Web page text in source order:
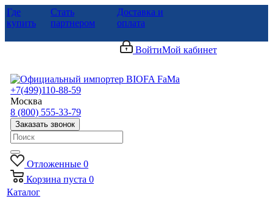
Где
купить
Стать
партнером
Доставка и
оплата
ВойтиМой кабинет
+7(499)110-88-59
Москва
8 (800) 555-33-79
Заказать звонок
Отложенные 0
Корзина пуста 0
Каталог